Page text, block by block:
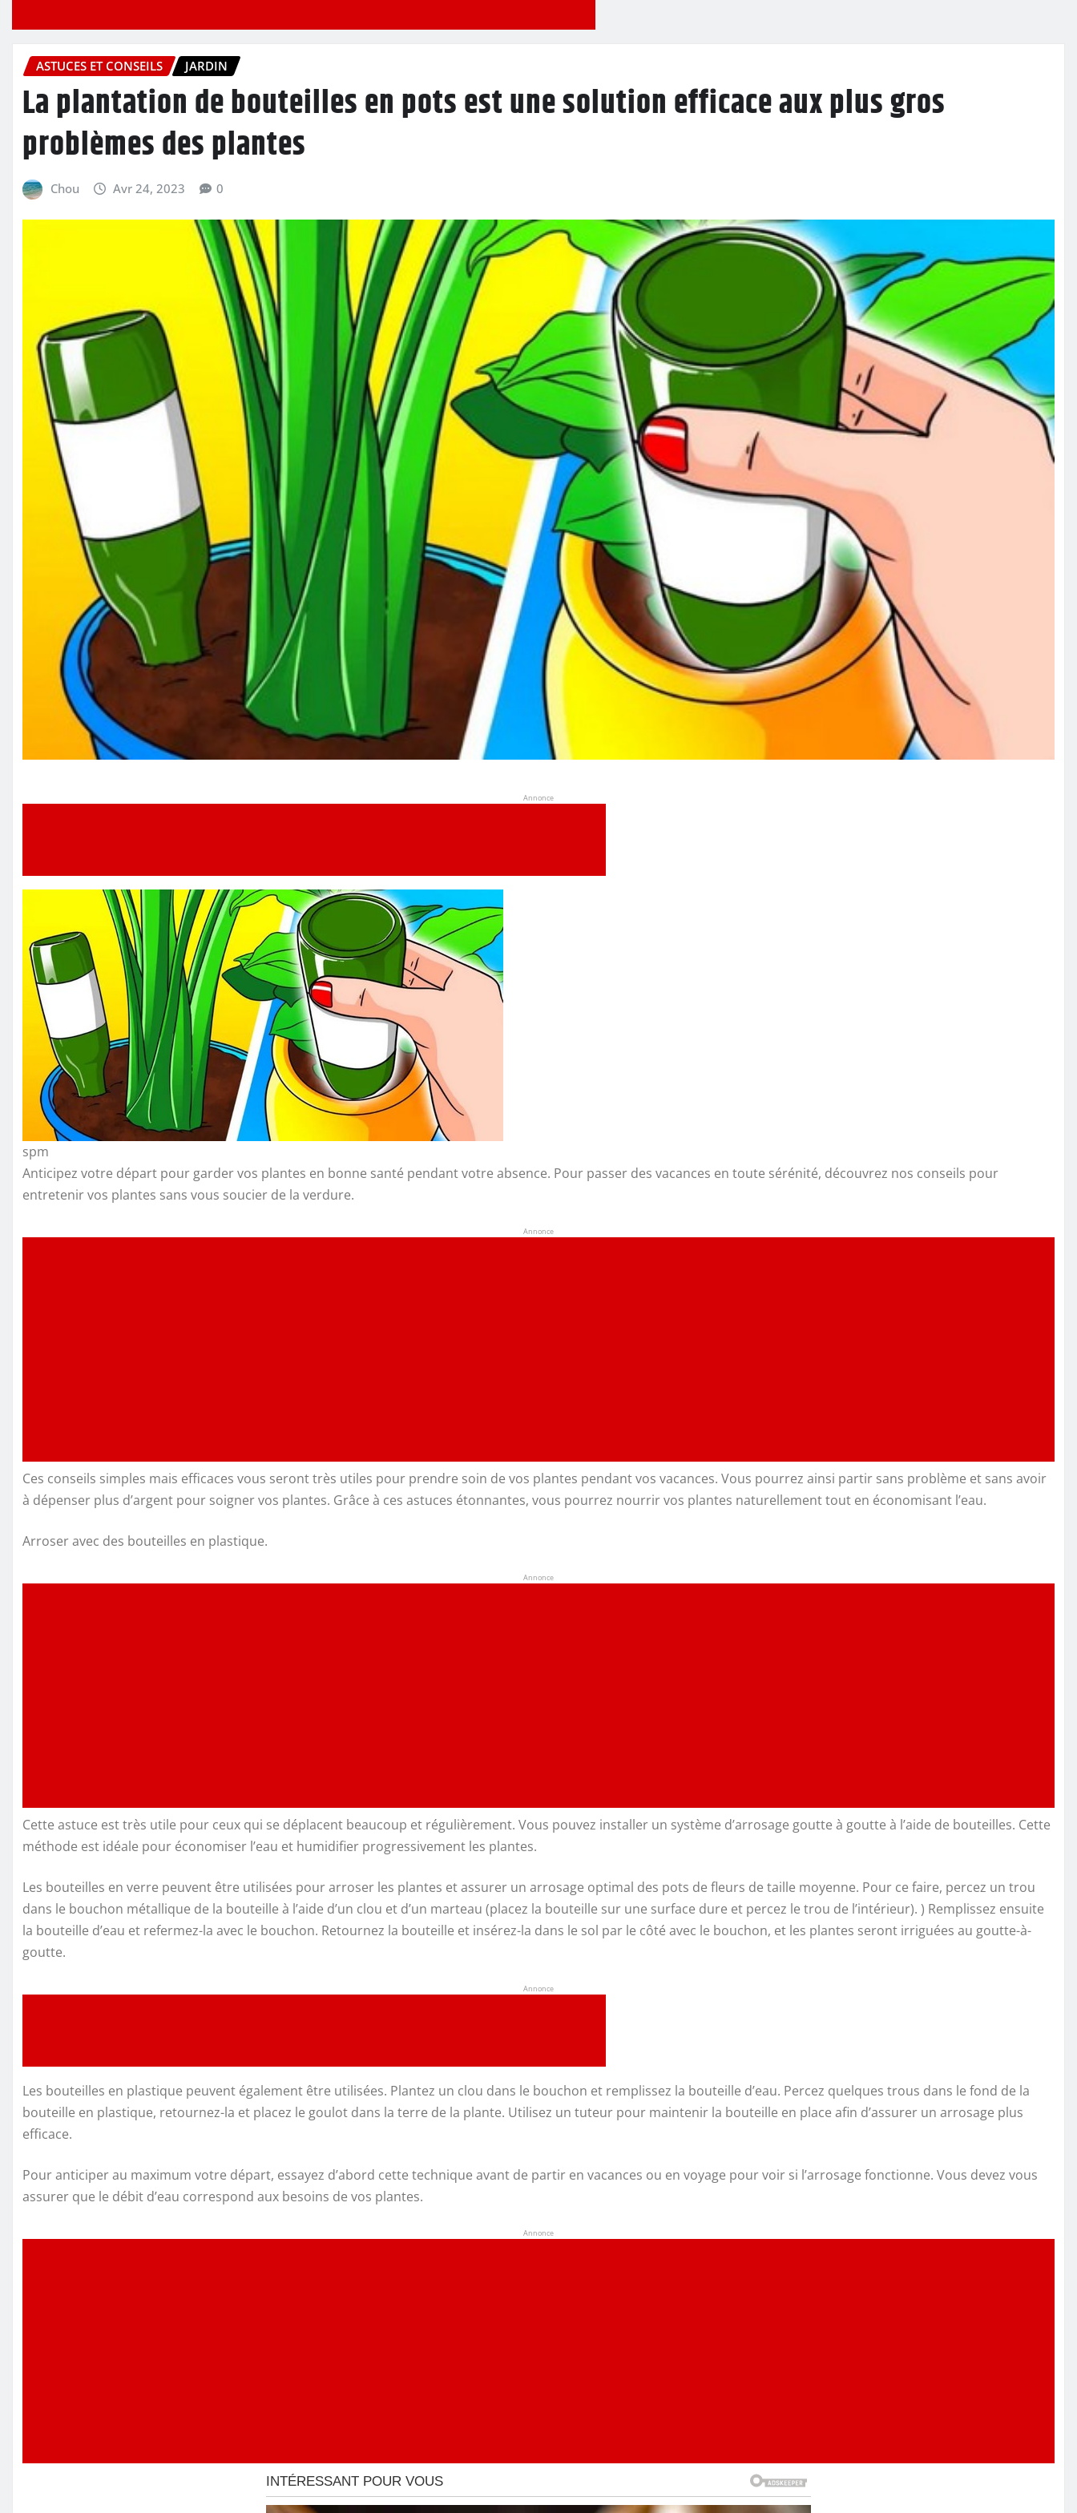
ASTUCES ET CONSEILS JARDIN
La plantation de bouteilles en pots est une solution efficace aux plus gros
problèmes des plantes
Chou Avr 24, 2023 0
Annonce
spm
Anticipez votre départ pour garder vos plantes en bonne santé pendant votre absence. Pour passer des vacances en toute sérénité, découvrez nos conseils pour
entretenir vos plantes sans vous soucier de la verdure.
Annonce
Ces conseils simples mais efficaces vous seront très utiles pour prendre soin de vos plantes pendant vos vacances. Vous pourrez ainsi partir sans problème et sans avoir
à dépenser plus d’argent pour soigner vos plantes. Grâce à ces astuces étonnantes, vous pourrez nourrir vos plantes naturellement tout en économisant l’eau.
Arroser avec des bouteilles en plastique.
Annonce
Cette astuce est très utile pour ceux qui se déplacent beaucoup et régulièrement. Vous pouvez installer un système d’arrosage goutte à goutte à l’aide de bouteilles. Cette
méthode est idéale pour économiser l’eau et humidifier progressivement les plantes.
Les bouteilles en verre peuvent être utilisées pour arroser les plantes et assurer un arrosage optimal des pots de fleurs de taille moyenne. Pour ce faire, percez un trou
dans le bouchon métallique de la bouteille à l’aide d’un clou et d’un marteau (placez la bouteille sur une surface dure et percez le trou de l’intérieur). ) Remplissez ensuite
la bouteille d’eau et refermez-la avec le bouchon. Retournez la bouteille et insérez-la dans le sol par le côté avec le bouchon, et les plantes seront irriguées au goutte-à-
goutte.
Annonce
Les bouteilles en plastique peuvent également être utilisées. Plantez un clou dans le bouchon et remplissez la bouteille d’eau. Percez quelques trous dans le fond de la
bouteille en plastique, retournez-la et placez le goulot dans la terre de la plante. Utilisez un tuteur pour maintenir la bouteille en place afin d’assurer un arrosage plus
efficace.
Pour anticiper au maximum votre départ, essayez d’abord cette technique avant de partir en vacances ou en voyage pour voir si l’arrosage fonctionne. Vous devez vous
assurer que le débit d’eau correspond aux besoins de vos plantes.
Annonce